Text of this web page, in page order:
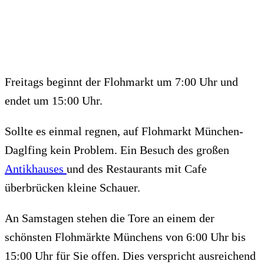
Freitags beginnt der Flohmarkt um 7:00 Uhr und
endet um 15:00 Uhr.
Sollte es einmal regnen, auf Flohmarkt München-
Daglfing kein Problem. Ein Besuch des großen
Antikhauses und des Restaurants mit Cafe
überbrücken kleine Schauer.
An Samstagen stehen die Tore an einem der
schönsten Flohmärkte Münchens von 6:00 Uhr bis
15:00 Uhr für Sie offen. Dies verspricht ausreichend